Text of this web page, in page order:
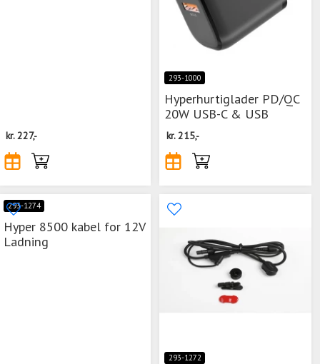
kr.227,-
293-1000
Hyperhurtiglader PD/QC
20W USB-C & USB
kr.215,-
293-1274
Hyper 8500 kabel for 12V
Ladning
293-1272